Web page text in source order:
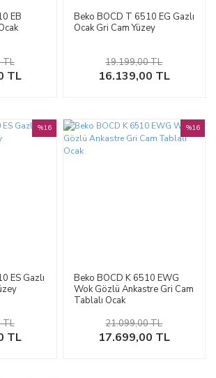
EB
TL
TL
Beko BOCD T 6510 EG Gazlı
Ocak Gri Cam Yüzey
16.139,00 TL
19.199,00 TL
ES Gazlı
%16
TL
TL
Beko BOCD K 6510 EWG
Wok Gözlü Ankastre Gri Cam
Tablalı Ocak
%16
17.699,00 TL
21.099,00 TL